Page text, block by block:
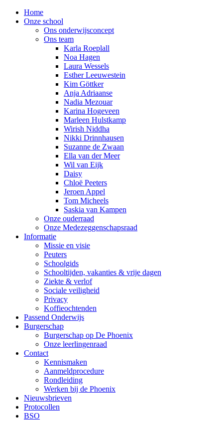
Home
Onze school
Ons onderwijsconcept
Ons team
Karla Roeplall
Noa Hagen
Laura Wessels
Esther Leeuwestein
Kim Göttker
Anja Adriaanse
Nadia Mezouar
Karina Hogeveen
Marleen Hulstkamp
Wirish Niddha
Nikki Drinnhausen
Suzanne de Zwaan
Ella van der Meer
Wil van Eijk
Daisy
Chloë Peeters
Jeroen Appel
Tom Micheels
Saskia van Kampen
Onze ouderraad
Onze Medezeggenschapsraad
Informatie
Missie en visie
Peuters
Schoolgids
Schooltijden, vakanties & vrije dagen
Ziekte & verlof
Sociale veiligheid
Privacy
Koffieochtenden
Passend Onderwijs
Burgerschap
Burgerschap op De Phoenix
Onze leerlingenraad
Contact
Kennismaken
Aanmeldprocedure
Rondleiding
Werken bij de Phoenix
Nieuwsbrieven
Protocollen
BSO